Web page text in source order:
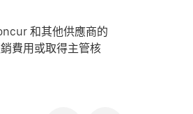
和其他供應商的
費用或取得主管核